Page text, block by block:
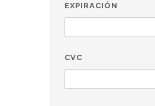
EXPIRACIÓN
CVC